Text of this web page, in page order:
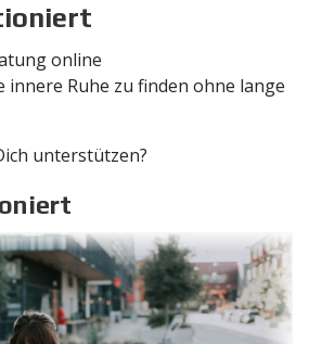
online
innere Ruhe zu finden ohne lange
unterstützen?